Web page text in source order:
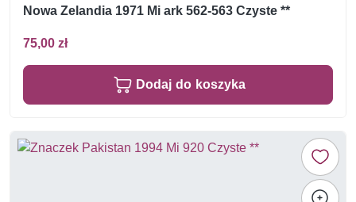
Nowa Zelandia 1971 Mi ark 562-563 Czyste **
75,00 zł
Dodaj do koszyka